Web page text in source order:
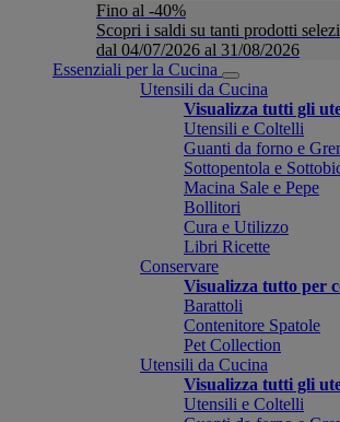
Fino al -40%
Scopri i saldi su tanti prodotti
dal 04/07/2026 al 31/08/2026
Essenziali per la Cucina
Utensili da Cucina
Visualizza tutti gli
Utensili e Coltelli
Guanti da forno e
Sottopentola e
Macina Sale e Pepe
Bollitori
Cura e Utilizzo
Libri Ricette
Conservare
Visualizza tutto per
Barattoli
Contenitore Spatole
Pet Collection
Utensili da Cucina
Visualizza tutti gli
Utensili e Coltelli